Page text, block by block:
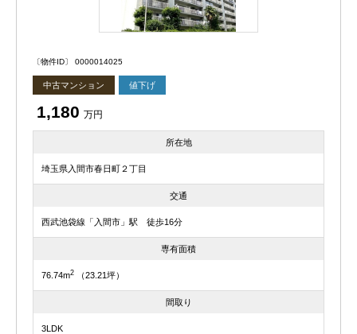
〔物件ID〕 0000014025
中古マンション 値下げ
1,180 万円
所在地
埼玉県入間市春日町２丁目
交通
西武池袋線「入間市」駅 徒歩16分
専有面積
76.74m2 （23.21坪）
間取り
3LDK